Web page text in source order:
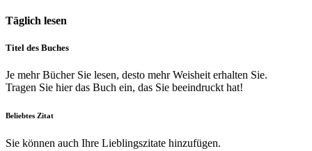
Täglich lesen
Titel des Buches
Je mehr Bücher Sie lesen, desto mehr Weisheit erhalten Sie.
Tragen Sie hier das Buch ein, das Sie beeindruckt hat!
Beliebtes Zitat
Sie können auch Ihre Lieblingszitate hinzufügen.